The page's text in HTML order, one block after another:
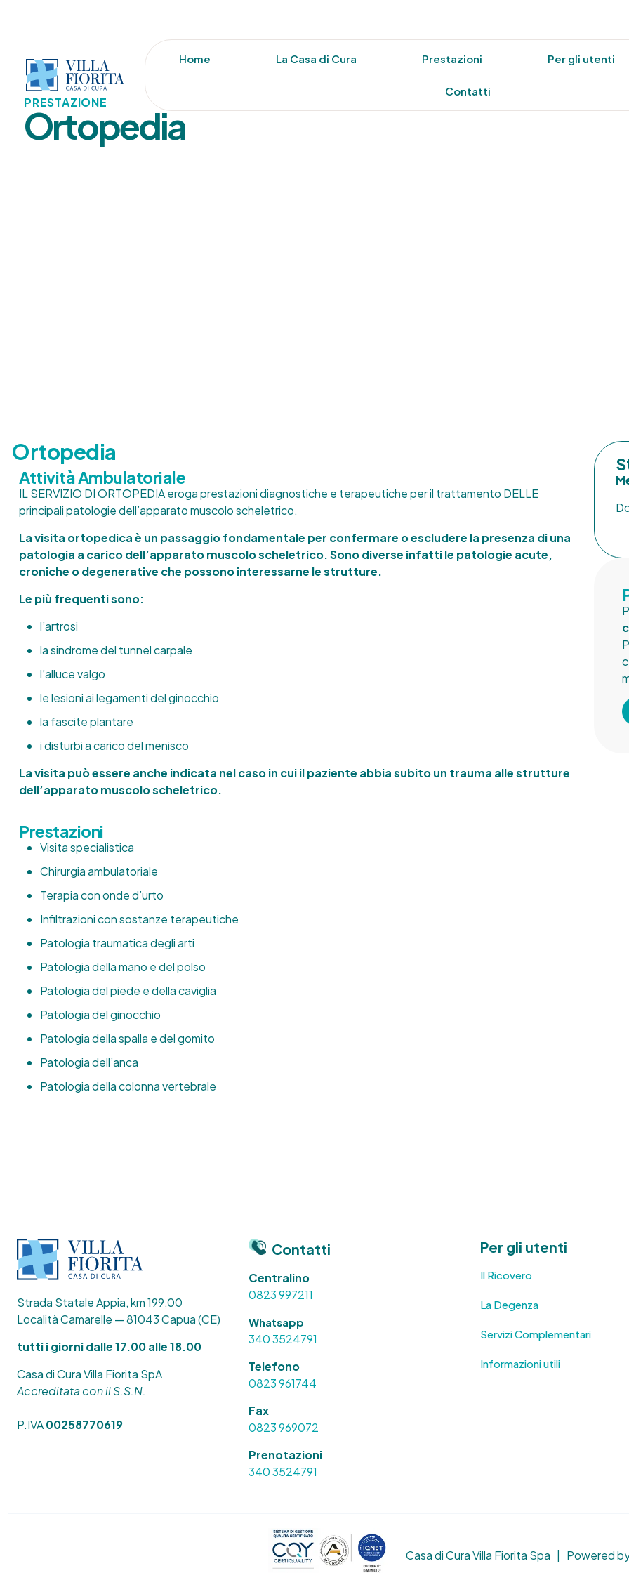
Home La Casa di Cura Prestazioni Per gli utenti
Contatti
PRESTAZIONE
Ortopedia
Ortopedia
Attività Ambulatoriale
IL SERVIZIO DI ORTOPEDIA eroga prestazioni diagnostiche e terapeutiche per il trattamento DELLE
principali patologie dell’apparato muscolo scheletrico.
La visita ortopedica è un passaggio fondamentale per confermare o escludere la presenza di una
patologia a carico dell’apparato muscolo scheletrico. Sono diverse infatti le patologie acute,
croniche o degenerative che possono interessarne le strutture.
Le più frequenti sono:
l’artrosi
la sindrome del tunnel carpale
l’alluce valgo
le lesioni ai legamenti del ginocchio
la fascite plantare
i disturbi a carico del menisco
La visita può essere anche indicata nel caso in cui il paziente abbia subito un trauma alle strutture
dell’apparato muscolo scheletrico.
Prestazioni
Visita specialistica
Chirurgia ambulatoriale
Terapia con onde d’urto
Infiltrazioni con sostanze terapeutiche
Patologia traumatica degli arti
Patologia della mano e del polso
Patologia del piede e della caviglia
Patologia del ginocchio
Patologia della spalla e del gomito
Patologia dell’anca
Patologia della colonna vertebrale
Strada Statale Appia, km 199,00
Località Camarelle — 81043 Capua (CE)
tutti i giorni dalle 17.00 alle 18.00
Casa di Cura Villa Fiorita SpA
Accreditata con il S.S.N.
P.IVA00258770619
Contatti
Centralino
0823 997211
Whatsapp
340 3524791
Telefono
0823 961744
Fax
0823 969072
Prenotazioni
340 3524791
Per gli utenti
Il Ricovero
La Degenza
Servizi Complementari
Informazioni utili
Casa di Cura Villa Fiorita Spa | Powered